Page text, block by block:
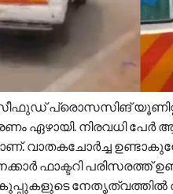
സീഫുഡ് പ്രൊസസിങ്
ഏഴായി. നിരവധി പേർ
വാതകചോർച്ച
ഫാക്ടറി പരിസരത്ത്
നേതൃത്വത്തിൽ